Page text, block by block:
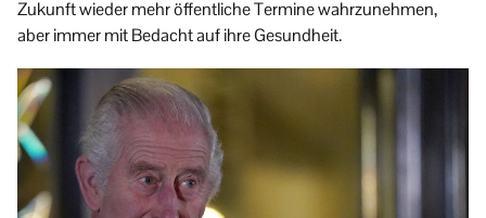
Zukunft wieder mehr öffentliche Termine wahrzunehmen,
aber immer mit Bedacht auf ihre Gesundheit.